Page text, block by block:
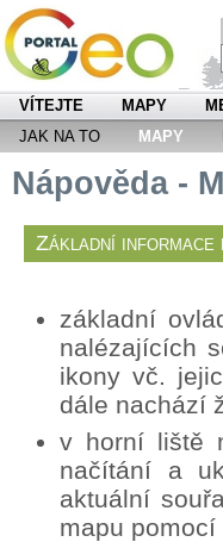
VÍTEJTE MAPY
JAK NA TO
MAPY
Nápověda -
Základní informace
základní
nalézajících
ikony vč.
dále nachází
v horní liště
načítání a
aktuální
mapu pomocí